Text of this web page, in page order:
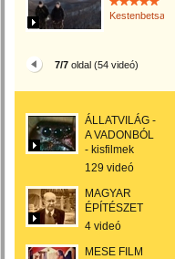
Kestenbetsa
7/7 oldal (54 videó)
ÁLLATVILÁG -
A VADONBÓL
- kisfilmek
129 videó
MAGYAR
ÉPÍTÉSZET
4 videó
MESE FILM